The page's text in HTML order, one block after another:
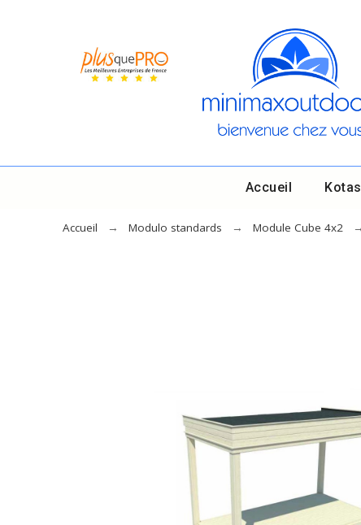
Accueil Kotas
Accueil Modulo standards Module Cube 4x2